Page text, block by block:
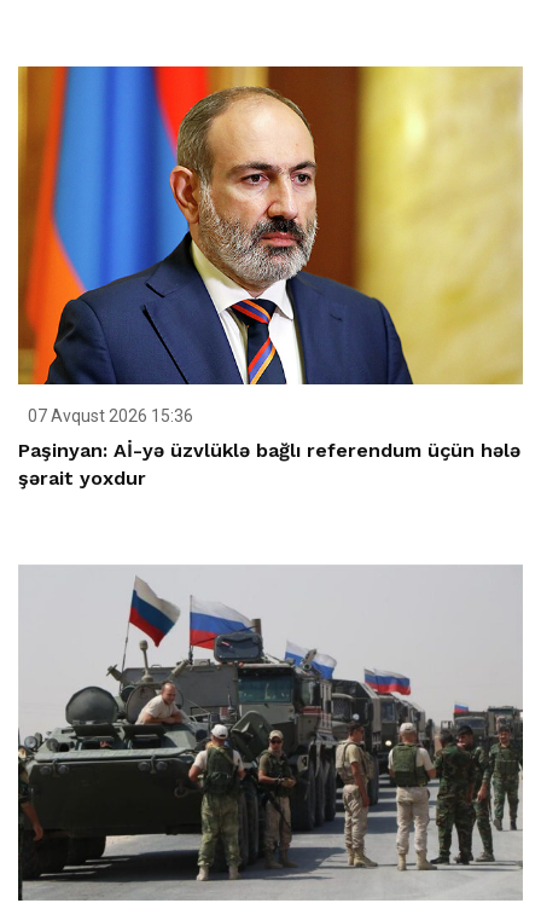
07 Avqust 2026 15:36
Paşinyan: Aİ-yə üzvlüklə bağlı referendum üçün hələ
şərait yoxdur